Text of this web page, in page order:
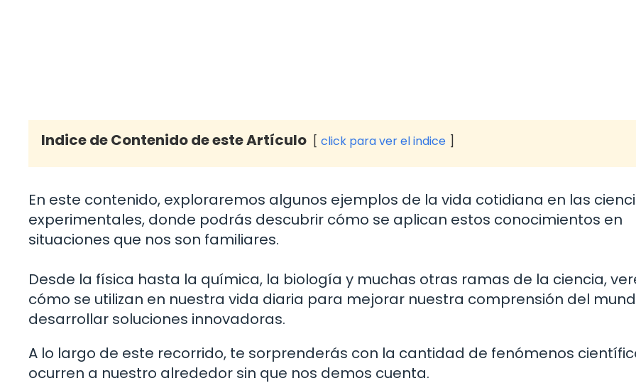
Indice de Contenido de este Artículo click para ver el indice
En este contenido, exploraremos algunos ejemplos de la vida cotidiana en las
experimentales, donde podrás descubrir cómo se aplican estos conocimientos en
situaciones que nos son familiares.
Desde la física hasta la química, la biología y muchas otras ramas de la ciencia,
cómo se utilizan en nuestra vida diaria para mejorar nuestra comprensión del
desarrollar soluciones innovadoras.
A lo largo de este recorrido, te sorprenderás con la cantidad de fenómenos
ocurren a nuestro alrededor sin que nos demos cuenta.